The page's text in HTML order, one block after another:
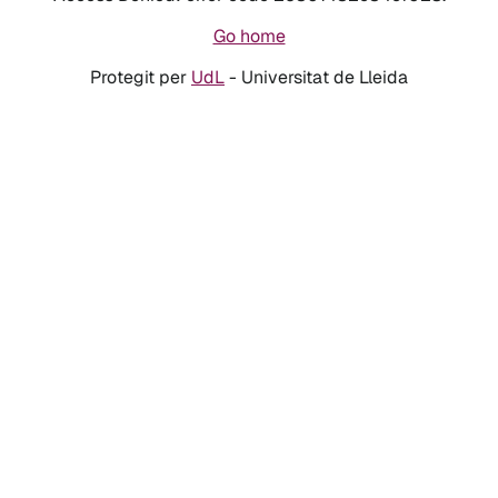
Go home
Protegit per UdL- Universitat de Lleida